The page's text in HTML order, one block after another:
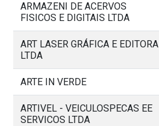
ARMAZENI DE ACERVOS
FISICOS E DIGITAIS LTDA
ART LASER GRÁFICA E EDITORA
LTDA
ARTE IN VERDE
ARTIVEL - VEICULOSPECAS EE
SERVICOS LTDA